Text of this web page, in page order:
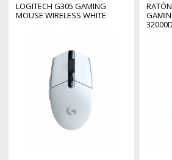
LOGITECH G305 GAMING
MOUSE WIRELESS WHITE